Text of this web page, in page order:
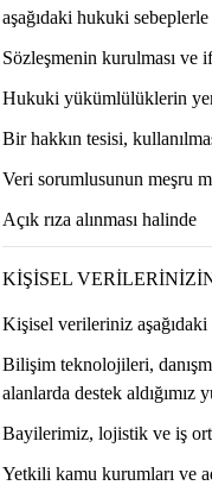
aşağıdaki hukuki
Sözleşmenin kurulması ve
Hukuki yükümlülüklerin
Bir hakkın tesisi,
Veri sorumlusunun meşru
Açık rıza alınması halinde
KİŞİSEL
Kişisel verileriniz
Bilişim teknolojileri,
alanlarda destek aldığımız
Bayilerimiz, lojistik ve iş
Yetkili kamu kurumları ve